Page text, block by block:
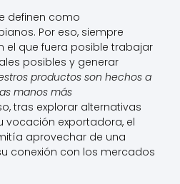
definen como
Por eso, siempre
el que fuera posible trabajar
posibles y generar
productos son hechos a
manos más
tras explorar alternativas
vocación exportadora, el
aprovechar de una
conexión con los mercados